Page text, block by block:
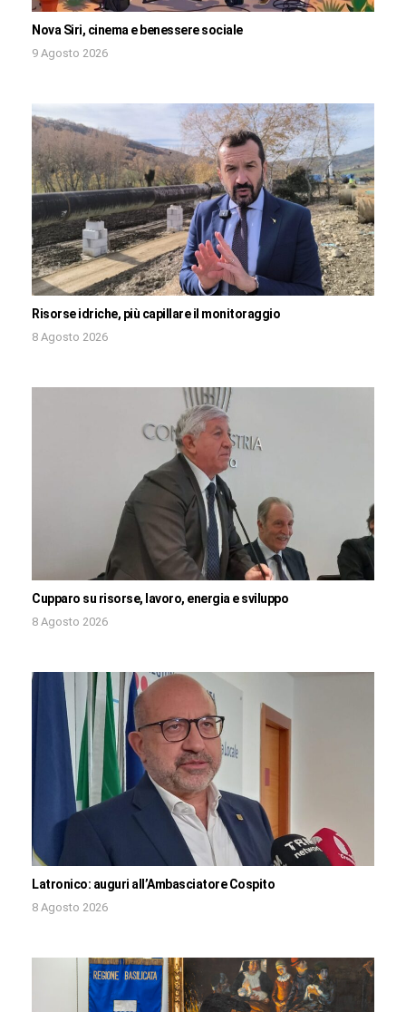
Nova Siri, cinema e benessere sociale
9 Agosto 2026
Risorse idriche, più capillare il monitoraggio
8 Agosto 2026
Cupparo su risorse, lavoro, energia e sviluppo
8 Agosto 2026
Latronico: auguri all’Ambasciatore Cospito
8 Agosto 2026